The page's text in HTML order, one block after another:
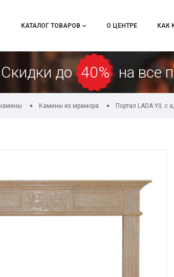
КАТАЛОГ ТОВАРОВ О ЦЕНТРЕ КАК
Скидки до 40% на все
Камины из мрамора Портал LADA YII, c